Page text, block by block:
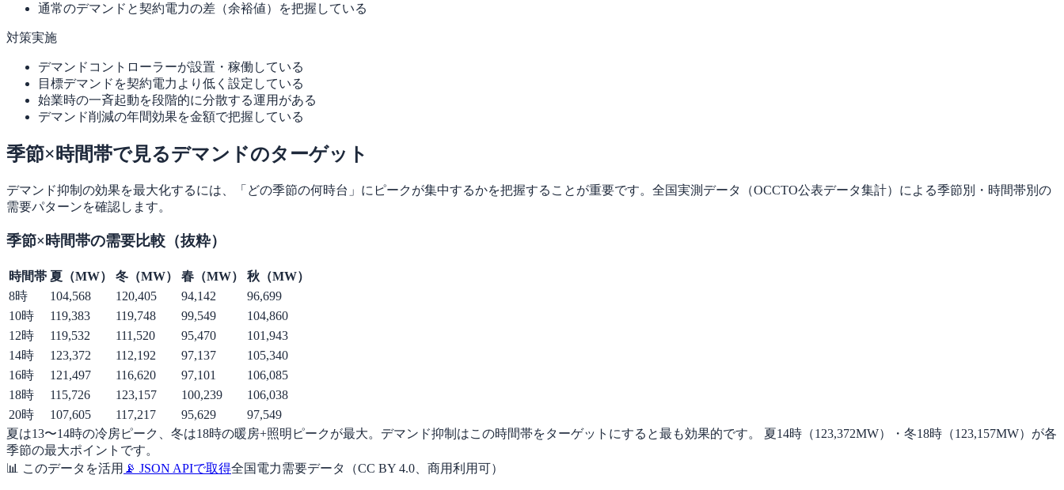
通常のデマンドと契約電力の差（余裕値）を把握している
対策実施
デマンドコントローラーが設置・稼働している
目標デマンドを契約電力より低く設定している
始業時の一斉起動を段階的に分散する運用がある
デマンド削減の年間効果を金額で把握している
季節×時間帯で見るデマンドのターゲット
デマンド抑制の効果を最大化するには、「どの季節の何時台」にピークが集中するかを把握することが重要です。全国実測データ（OCCTO公表データ集計）による季節別・時間帯別の
需要パターンを確認します。
季節×時間帯の需要比較（抜粋）
時間帯 夏（MW） 冬（MW） 春（MW）
秋（MW）
8時 104,568 120,405 94,142
96,699
10時 119,383 119,748 99,549
104,860
12時 119,532 111,520 95,470
101,943
14時 123,372 112,192 97,137
105,340
16時 121,497 116,620 97,101
106,085
18時 115,726 123,157 100,239
106,038
20時 107,605 117,217 95,629
97,549
夏は13〜14時の冷房ピーク、冬は18時の暖房+照明ピークが最大。 デマンド抑制はこの時間帯をターゲットにすると最も効果的です。 夏14時（123,372MW）・冬18時（123,157MW）が各
季節の最大ポイントです。
📊 このデータを活用 📡 JSON APIで取得全国電力需要データ（CC BY 4.0、商用利用可）